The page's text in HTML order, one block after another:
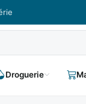
Droguerie